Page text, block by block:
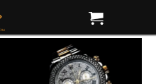
ターダイヤ.com」